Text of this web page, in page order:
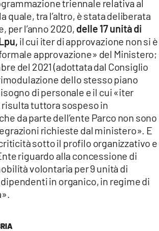
triennale relativa al
quale, tra l’altro, è stata deliberata
per l’anno 2020, delle 17 unità di
il cui iter di approvazione non si è
approvazione» del Ministero;
del 2021 (adottata dal Consiglio
dello stesso piano
di personale e il cui «iter
tuttora sospeso in
da parte dell’ente Parco non sono
richieste dal ministero». E
sotto il profilo organizzativo e
riguardo alla concessione di
volontaria per 9 unità di
in organico, in regime di